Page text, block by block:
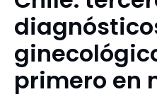
primero en